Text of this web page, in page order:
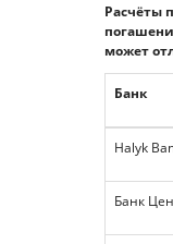
Расчёты
может
Банк
Halyk
Банк